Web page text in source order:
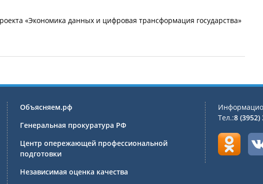
«Экономика данных и цифровая трансформация государства»
Объясняем.рф
Генеральная прокуратура РФ
Центр опережающей профессиональной
подготовки
Независимая оценка качества
Тел.:8 (3952)